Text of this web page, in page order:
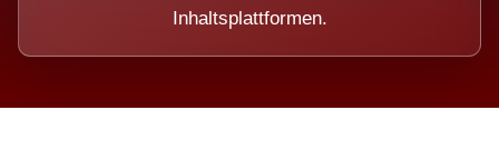
Inhaltsplattformen.